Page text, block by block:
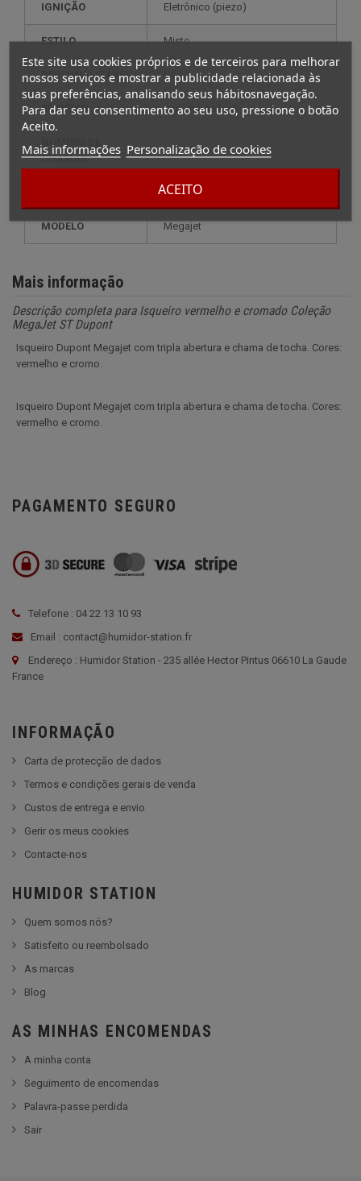
Este site usa cookies próprios e de terceiros para melhorar
nossos serviços e mostrar a publicidade relacionada às
suas preferências, analisando seus hábitosnavegação.
Para dar seu consentimento ao seu uso, pressione o botão
Aceito.
Mais informações Personalização de cookies
ACEITO
IGNIÇÃO eletrônico (piezo)
ESTILO misto
PERSONALIZÁVEL não
RECURSO isqueiro de luxo
NÚMERO DE
CHAMAS
1
gás
MODELO megajet
Mais informação
Descrição completa para Isqueiro vermelho e cromado Coleção
MegaJet ST Dupont
Isqueiro Dupont Megajet com tripla abertura e chama de tocha. Cores:
vermelho e cromo.
Isqueiro Dupont Megajet com tripla abertura e chama de tocha. Cores:
vermelho e cromo.
PAGAMENTO SEGURO
Telefone : 04 22 13 10 93
Email : contact@humidor-station.fr
Endereço : Humidor Station - 235 allée Hector Pintus 06610 La Gaude
France
INFORMAÇÃO
Carta de protecção de dados
Termos e condições gerais de venda
Custos de entrega e envio
Gerir os meus cookies
Contacte-nos
HUMIDOR STATION
Quem somos nós?
Satisfeito ou reembolsado
As marcas
Blog
AS MINHAS ENCOMENDAS
A minha conta
Seguimento de encomendas
Palavra-passe perdida
Sair